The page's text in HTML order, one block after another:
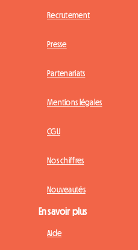
Recrutement
Presse
Partenariats
Mentions légales
CGU
Nos chiffres
Nouveautés
En savoir plus
Aide